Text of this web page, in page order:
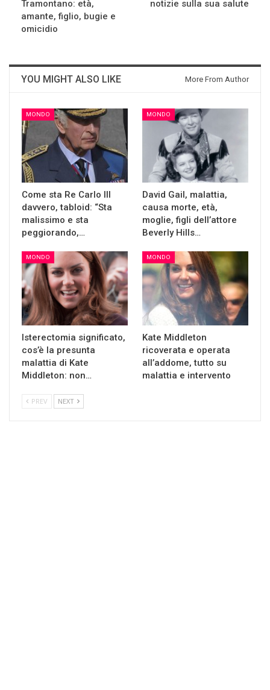
Tramontano: età,
amante, figlio, bugie e
omicidio
notizie sulla sua salute
YOU MIGHT ALSO LIKE More From Author
MONDO
Come sta Re Carlo III
davvero, tabloid: “Sta
malissimo e sta
peggiorando,…
MONDO
David Gail, malattia,
causa morte, età,
moglie, figli dell’attore
Beverly Hills…
MONDO
Isterectomia significato,
cos’è la presunta
malattia di Kate
Middleton: non…
MONDO
Kate Middleton
ricoverata e operata
all’addome, tutto su
malattia e intervento
PREV NEXT